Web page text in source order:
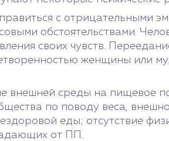
с отрицательными
обстоятельствами.
своих чувств.
женщины или
внешней среды на пищевое
по поводу веса,
еды; отсутствие
от ПП.